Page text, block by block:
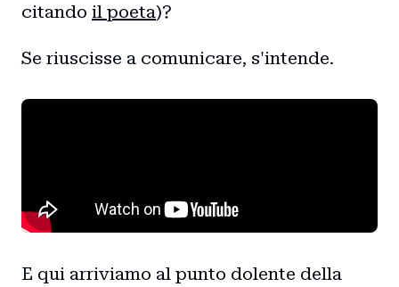
citando il poeta)?
Se riuscisse a comunicare, s'intende.
E qui arriviamo al punto dolente della